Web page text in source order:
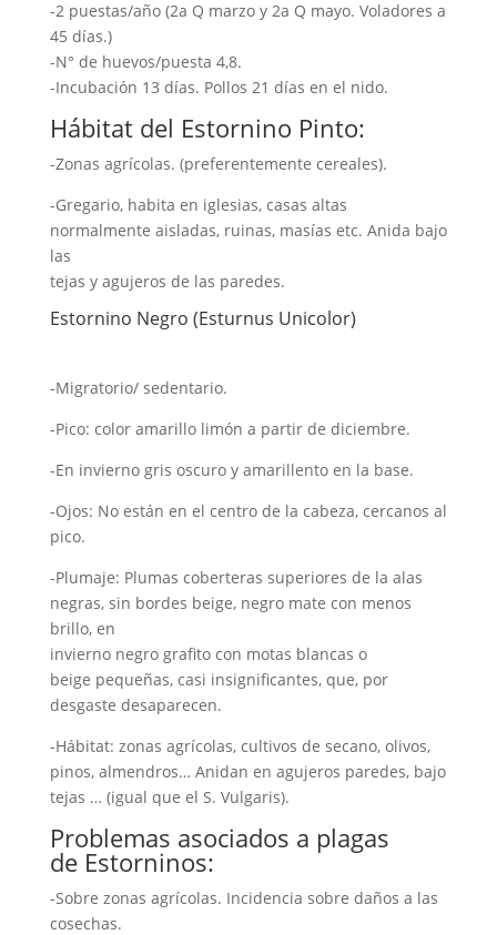
-2 puestas/año (2a Q marzo y 2a Q mayo. Voladores a
45 días.)
-N° de huevos/puesta 4,8.
-Incubación 13 días. Pollos 21 días en el nido.
Hábitat del Estornino Pinto:
-Zonas agrícolas. (preferentemente cereales).
-Gregario, habita en iglesias, casas altas
normalmente aisladas, ruinas, masías etc. Anida bajo
las
tejas y agujeros de las paredes.
Estornino Negro (Esturnus Unicolor)
-Migratorio/ sedentario.
-Pico: color amarillo limón a partir de diciembre.
-En invierno gris oscuro y amarillento en la base.
-Ojos: No están en el centro de la cabeza, cercanos al
pico.
-Plumaje: Plumas coberteras superiores de la alas
negras, sin bordes beige, negro mate con menos
brillo, en
invierno negro grafito con motas blancas o
beige pequeñas, casi insignificantes, que, por
desgaste desaparecen.
-Hábitat: zonas agrícolas, cultivos de secano, olivos,
pinos, almendros… Anidan en agujeros paredes, bajo
tejas … (igual que el S. Vulgaris).
Problemas asociados a plagas
de Estorninos:
-Sobre zonas agrícolas. Incidencia sobre daños a las
cosechas.